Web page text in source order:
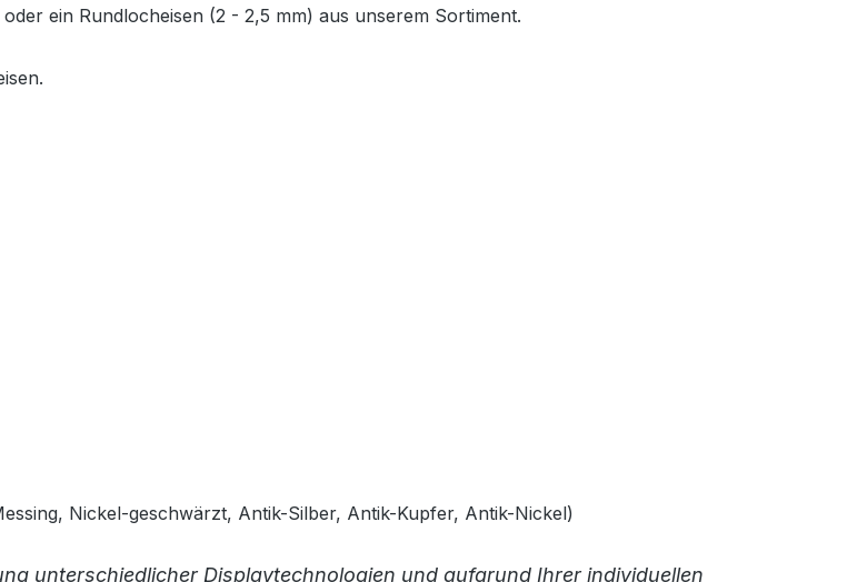
ein Rundlocheisen (2 - 2,5 mm) aus unserem Sortiment.
Nickel-geschwärzt, Antik-Silber, Antik-Kupfer, Antik-Nickel)
unterschiedlicher Displaytechnologien und aufgrund Ihrer individuellen